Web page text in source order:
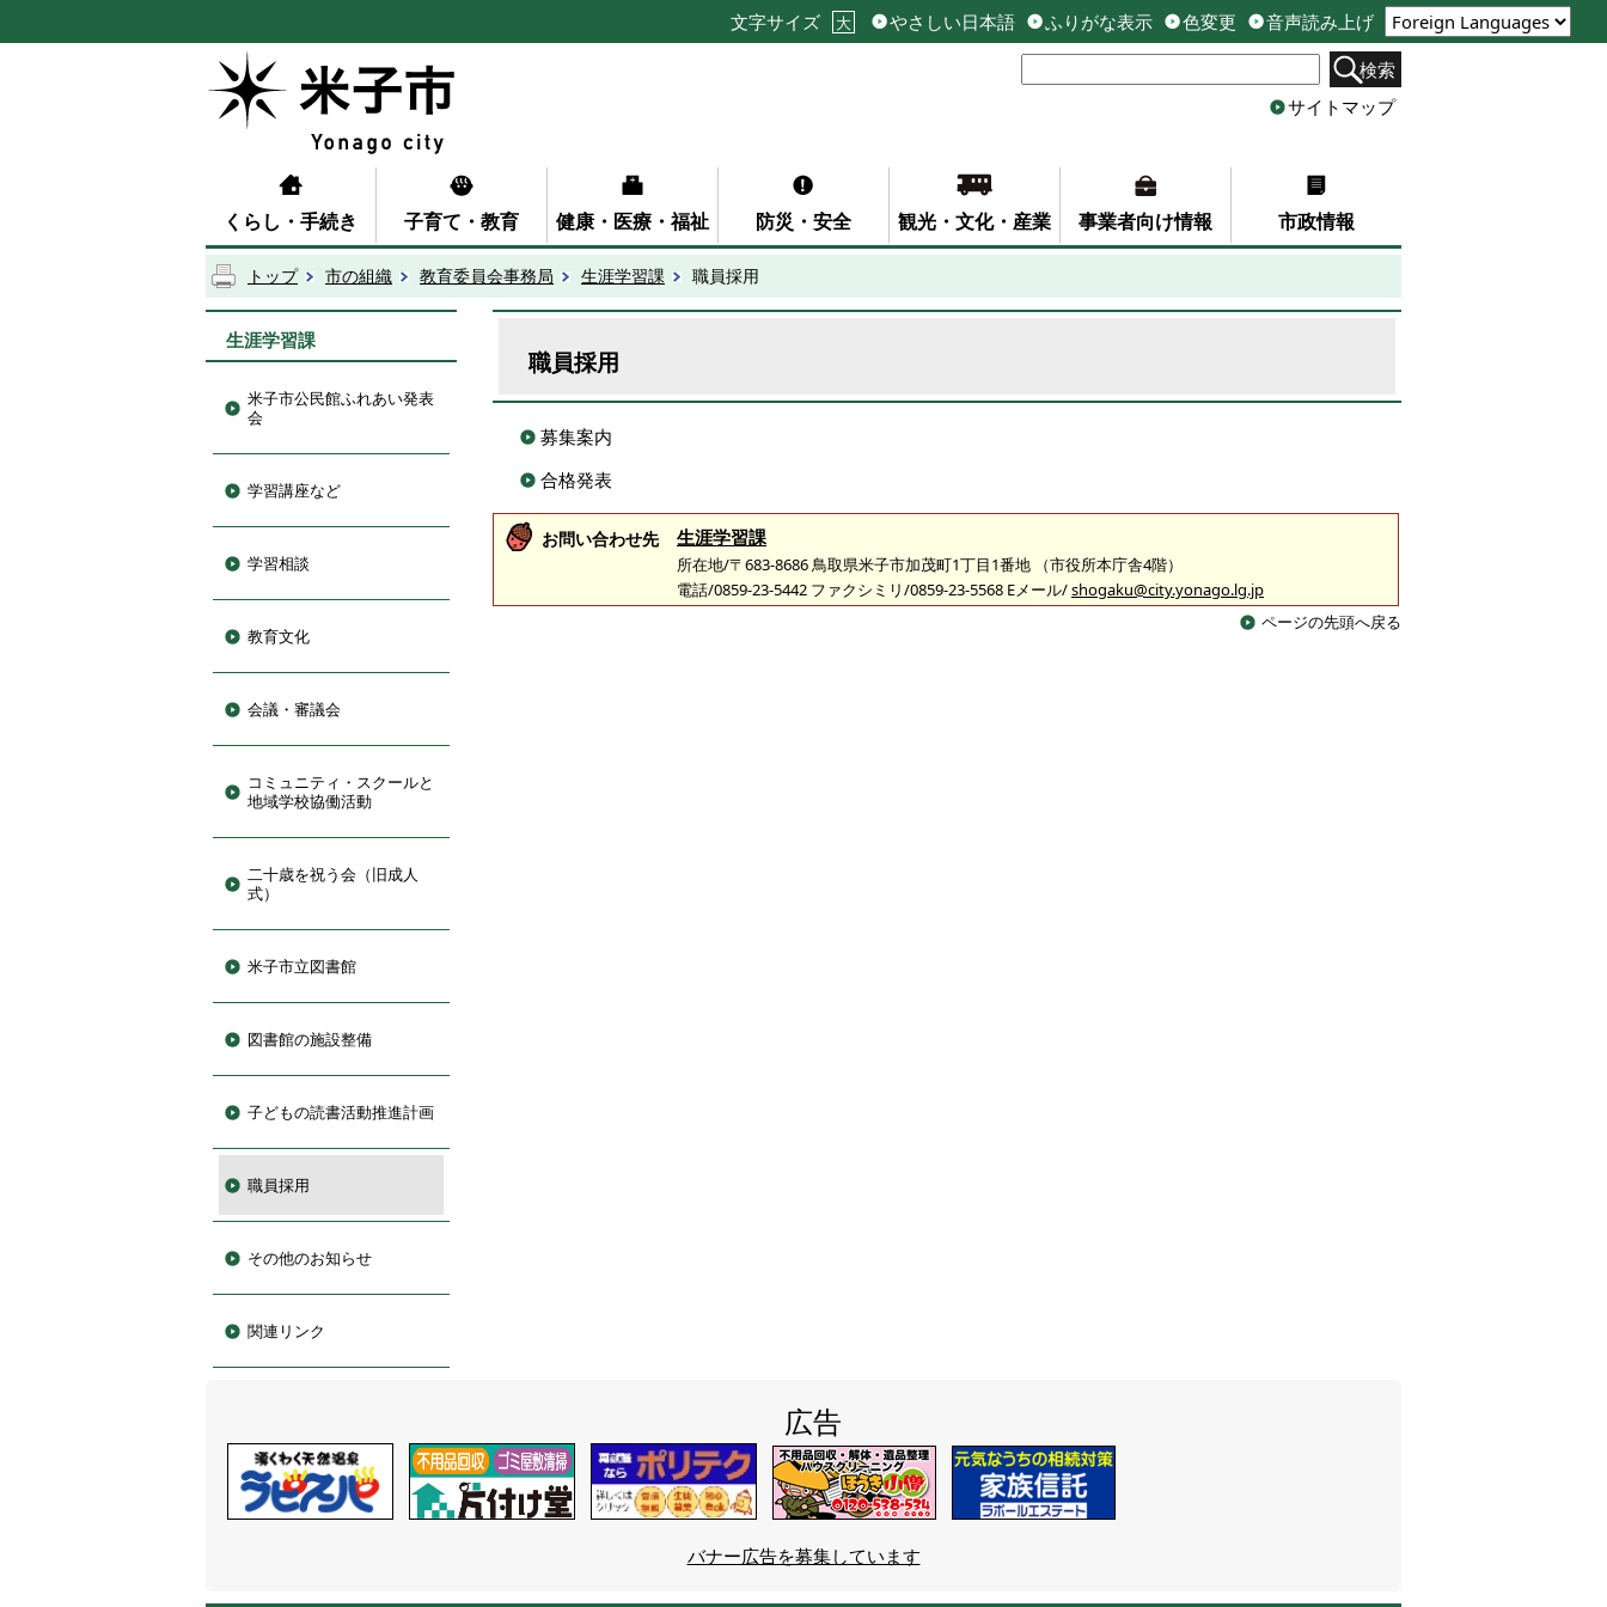
文字サイズ 大 やさしい日本語 ふりがな表示 色変更
音声読み上げ
検索
サイトマップ
くらし・手続き 子育て・教育 健康・医療・福祉 防災・安全 観光・文化・産業 事業者向け情報 市政情報
トップ 市の組織 教育委員会事務局 生涯学習課 職員採用
生涯学習課
米子市公民館ふれあい発表
会
学習講座など
学習相談
教育文化
会議・審議会
コミュニティ・スクールと
地域学校協働活動
二十歳を祝う会（旧成人
式）
米子市立図書館
図書館の施設整備
子どもの読書活動推進計画
職員採用
その他のお知らせ
関連リンク
職員採用
募集案内
合格発表
お問い合わせ先 生涯学習課
所在地/〒683-8686 鳥取県米子市加茂町1丁目1番地 （市役所本庁舎4階）
電話/0859-23-5442 ファクシミリ/0859-23-5568 Eメール/shogaku@city.yonago.lg.jp
ページの先頭へ戻る
広告
バナー広告を募集しています